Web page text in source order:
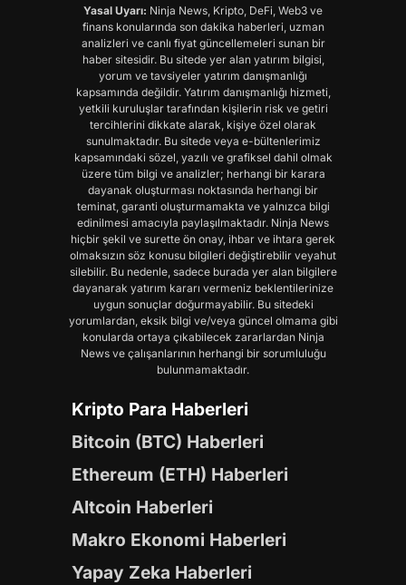
Yasal Uyarı: Ninja News, Kripto, DeFi, Web3 ve
finans konularında son dakika haberleri, uzman
analizleri ve canlı fiyat güncellemeleri sunan bir
haber sitesidir. Bu sitede yer alan yatırım bilgisi,
yorum ve tavsiyeler yatırım danışmanlığı
kapsamında değildir. Yatırım danışmanlığı hizmeti,
yetkili kuruluşlar tarafından kişilerin risk ve getiri
tercihlerini dikkate alarak, kişiye özel olarak
sunulmaktadır. Bu sitede veya e-bültenlerimiz
kapsamındaki sözel, yazılı ve grafiksel dahil olmak
üzere tüm bilgi ve analizler; herhangi bir karara
dayanak oluşturması noktasında herhangi bir
teminat, garanti oluşturmamakta ve yalnızca bilgi
edinilmesi amacıyla paylaşılmaktadır. Ninja News
hiçbir şekil ve surette ön onay, ihbar ve ihtara gerek
olmaksızın söz konusu bilgileri değiştirebilir veyahut
silebilir. Bu nedenle, sadece burada yer alan bilgilere
dayanarak yatırım kararı vermeniz beklentilerinize
uygun sonuçlar doğurmayabilir. Bu sitedeki
yorumlardan, eksik bilgi ve/veya güncel olmama gibi
konularda ortaya çıkabilecek zararlardan Ninja
News ve çalışanlarının herhangi bir sorumluluğu
bulunmamaktadır.
Kripto Para Haberleri
Bitcoin (BTC) Haberleri
Ethereum (ETH) Haberleri
Altcoin Haberleri
Makro Ekonomi Haberleri
Yapay Zeka Haberleri